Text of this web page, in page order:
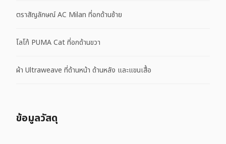
ตราสัญลักษณ์ AC Milan ที่อกด้านซ้าย
โลโก้ PUMA Cat ที่อกด้านขวา
ผ้า Ultraweave ที่ด้านหน้า ด้านหลัง และแขนเสื้อ
ข้อมูลวัสดุ